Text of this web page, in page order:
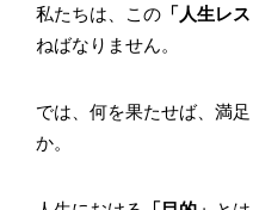
私たちは、この 「人生レ
ねばなりません。
では、何を果たせば、満
か。